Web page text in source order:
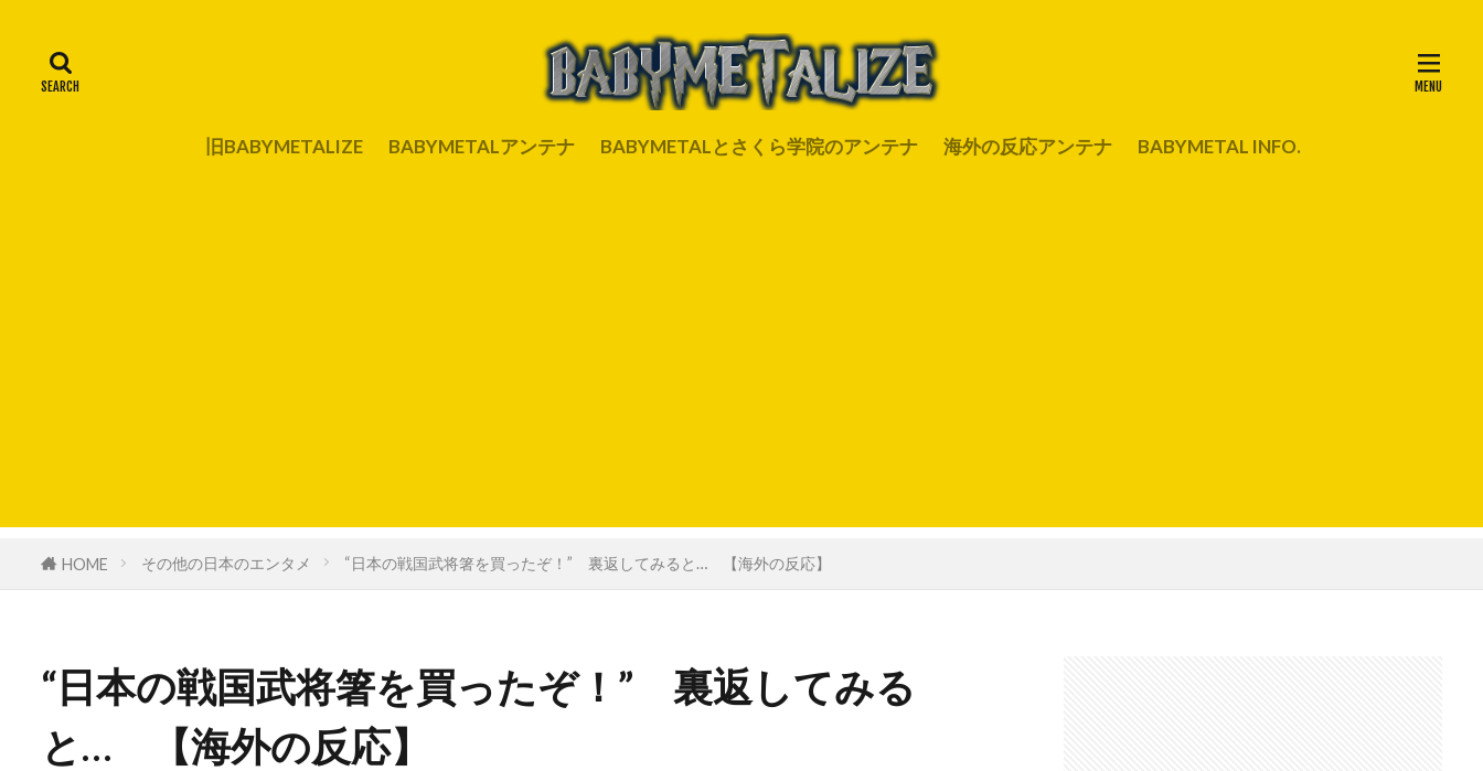
旧BABYMETALIZE BABYMETALアンテナ BABYMETALとさくら学院のアンテナ 海外の反応アンテナ BABYMETAL INFO.
HOME その他の日本のエンタメ “日本の戦国武将箸を買ったぞ！” 裏返してみると… 【海外の反応】
“日本の戦国武将箸を買ったぞ！” 裏返してみる
と… 【海外の反応】